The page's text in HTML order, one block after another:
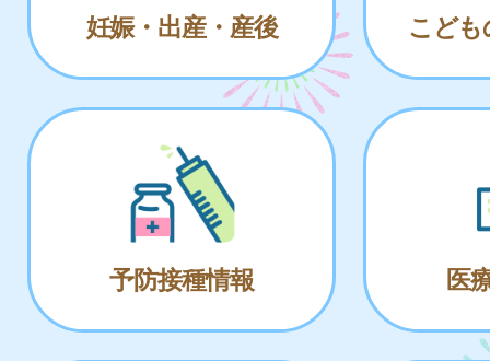
妊娠・出産・産後 こど
予防接種情報 医